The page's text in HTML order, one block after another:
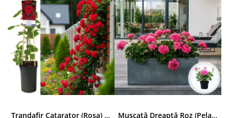
Trandafir Catarator (Rosa) Red Climber - 75cm Mușcată Dreaptă Roz (Pelargonium Zonale)